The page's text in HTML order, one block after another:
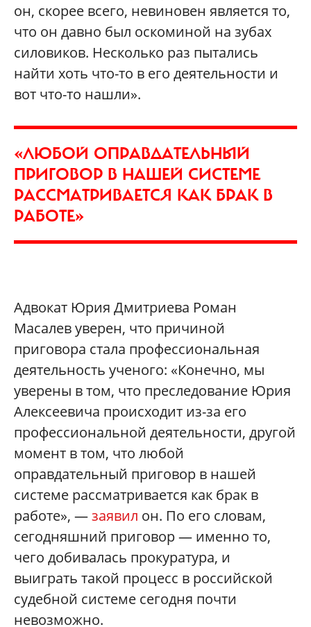
он, скорее всего, невиновен является то,
что он давно был оскоминой на зубах
силовиков. Несколько раз пытались
найти хоть что-то в его деятельности и
вот что-то нашли».
«ЛЮБОЙ ОПРАВДАТЕЛЬНЫЙ
ПРИГОВОР В НАШЕЙ СИСТЕМЕ
РАССМАТРИВАЕТСЯ КАК БРАК В
РАБОТЕ»
Адвокат Юрия Дмитриева Роман
Масалев уверен, что причиной
приговора стала профессиональная
деятельность ученого: «Конечно, мы
уверены в том, что преследование Юрия
Алексеевича происходит из-за его
профессиональной деятельности, другой
момент в том, что любой
оправдательный приговор в нашей
системе рассматривается как брак в
работе», —заявил он. По его словам,
сегодняшний приговор — именно то,
чего добивалась прокуратура, и
выиграть такой процесс в российской
судебной системе сегодня почти
невозможно.